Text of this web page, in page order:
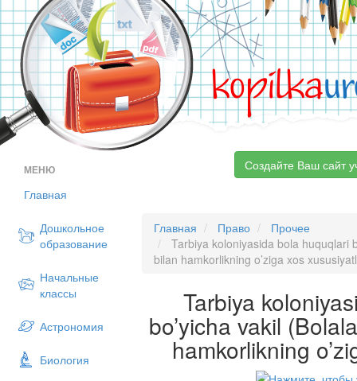
kopilka
МЕНЮ
Главная
Дошкольное
образование
Начальные
классы
Астрономия
Биология
Создайте Ваш сайт
Главная Право
Прочее
Tarbiya koloniyasida bola huquqlari
bilan hamkorlikning o’ziga xos
Tarbiya
bo’yicha vakil
hamkorlikning